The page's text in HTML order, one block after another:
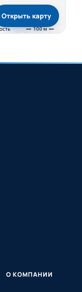
Открыть карту
О КОМПАНИИ